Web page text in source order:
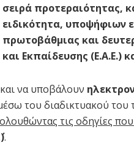
σειρά προτεραιότητας,
ειδικότητα, υποψήφιων
πρωτοβάθμιας και
και Εκπαίδευσης (Ε.Α.Ε.)
να υποβάλουν
του διαδικτυακού του
τις οδηγίες
.